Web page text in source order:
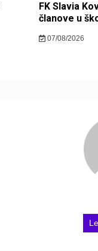
FK Slavia
članove u
07/08/2026